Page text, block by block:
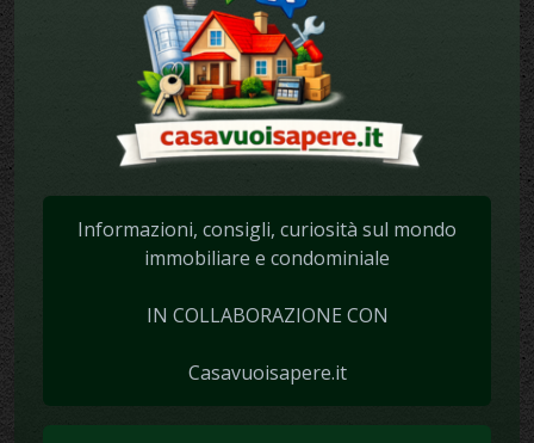
Informazioni, consigli, curiosità sul mondo
immobiliare e condominiale
IN COLLABORAZIONE CON
Casavuoisapere.it